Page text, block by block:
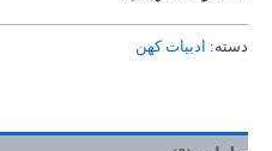
دسته: ادبیات کهن